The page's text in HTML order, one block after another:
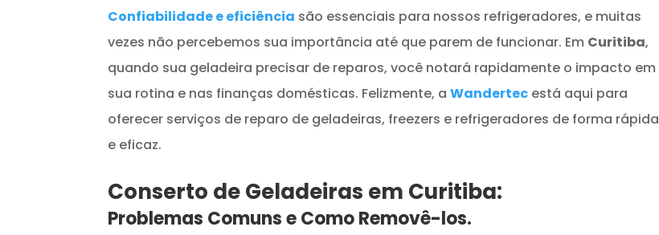
Confiabilidade e eficiência são essenciais para nossos refrigeradores, e muitas
vezes não percebemos sua importância até que parem de funcionar. Em Curitiba,
quando sua geladeira precisar de reparos, você notará rapidamente o impacto em
sua rotina e nas finanças domésticas. Felizmente, aWandertec está aqui para
oferecer serviços de reparo de geladeiras, freezers e refrigeradores de forma rápida
e eficaz.
Conserto de Geladeiras em Curitiba:
Problemas Comuns e Como Removê-los.